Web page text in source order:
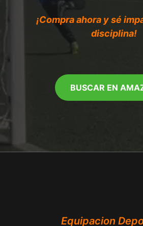
¡Compra ahora y sé
disciplina!
BUSCAR EN
Equipacion